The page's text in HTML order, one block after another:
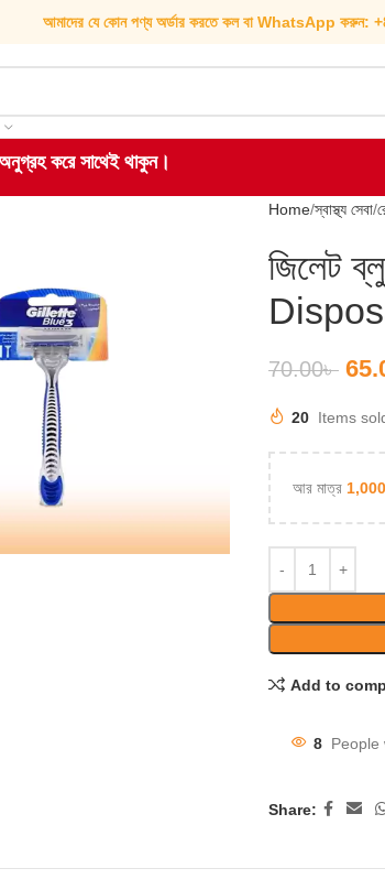
আমাদের যে কোন পণ্য অর্ডার করতে কল বা WhatsApp
অনুগ্রহ করে সাথেই থাকুন।
Home স্বাস্থ্য সেবা
জিলেট
70.00৳
20 Items
আর মাত্র
Add to
8 People
Share: